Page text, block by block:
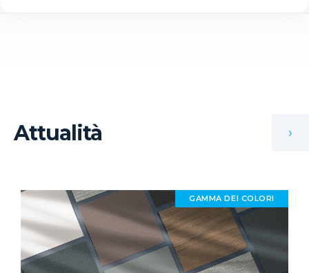
Attualità
GAMMA DEI COLORI
›